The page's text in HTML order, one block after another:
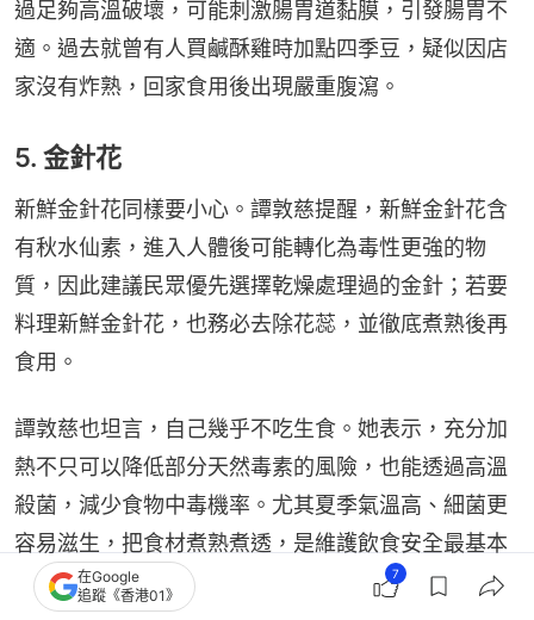
過足夠高溫破壞，可能刺激腸胃道黏膜，引發腸胃不
適。過去就曾有人買鹹酥雞時加點四季豆，疑似因店
家沒有炸熟，回家食用後出現嚴重腹瀉。
5. 金針花
新鮮金針花同樣要小心。譚敦慈提醒，新鮮金針花含
有秋水仙素，進入人體後可能轉化為毒性更強的物
質，因此建議民眾優先選擇乾燥處理過的金針；若要
料理新鮮金針花，也務必去除花蕊，並徹底煮熟後再
食用。
譚敦慈也坦言，自己幾乎不吃生食。她表示，充分加
熱不只可以降低部分天然毒素的風險，也能透過高溫
殺菌，減少食物中毒機率。尤其夏季氣溫高、細菌更
容易滋生，把食材煮熟煮透，是維護飲食安全最基本
也最重要的一步。
在Google
追蹤《香港01》
7